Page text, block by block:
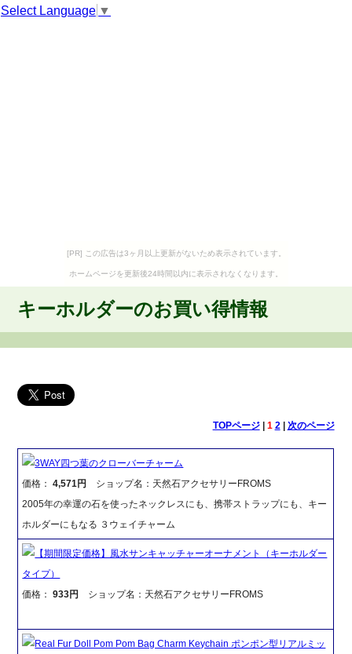
Select Language ▼
[PR] この広告は3ヶ月以上更新がないため表示されています。
ホームページを更新後24時間以内に表示されなくなります。
キーホルダーのお買い得情報
TOPページ| 1 2| 次のページ
3WAY四つ葉のクローバーチャーム
価格：4,571円
ショップ名：天然石アクセサリーFROMS
2005年の幸運の石を使ったネックレスにも、携帯ストラップにも、キー
ホルダーにもなる ３ウェイチャーム
【期間限定価格】風水サンキャッチャーオーナメント（キーホルダー
タイプ）
価格：933円 ショップ名：天然石アクセサリーFROMS
Real Fur Doll Pom Pom Bag Charm Keychain ポンポン型リアルミッ